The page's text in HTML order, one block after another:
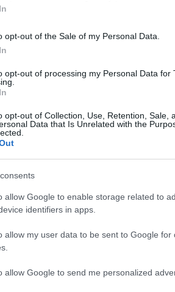
opt-out of the Sale of my Personal Data.
opt-out of processing my Personal Data for
opt-out of Collection, Use, Retention, Sale,
Data that Is Unrelated with the
allow Google to enable storage related to
identifiers in apps.
allow my user data to be sent to Google for
allow Google to send me personalized
Kamaratermében (1999)
- Találkozások Színháza (2001)